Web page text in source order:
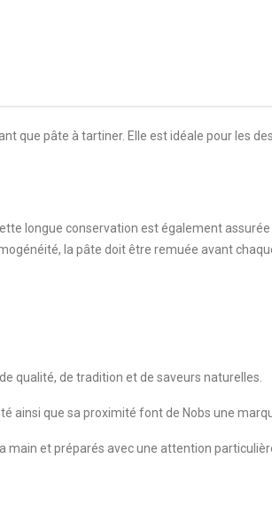
que pâte à tartiner. Elle est idéale pour les
longue conservation est également
la pâte doit être remuée avant
qualité, de tradition et de saveurs naturelles.
ainsi que sa proximité font de Nobs une
et préparés avec une attention